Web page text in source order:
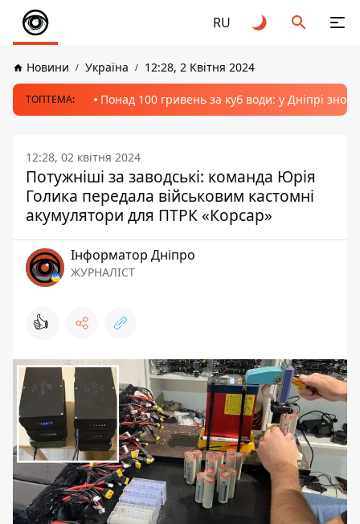
RU
Новини Україна 12:28, 2 Квітня 2024
ТОПТЕМА: Понад 100 гривень за куб води: у Дніпрі
12:28, 02 квітня 2024
Потужніші за заводські: команда Юрія
Голика передала військовим кастомні
акумулятори для ПТРК «Корсар»
Інформатор Дніпро
ЖУРНАЛІСТ
👍